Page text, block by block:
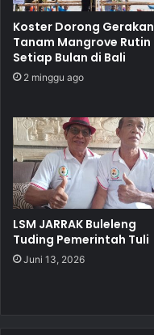
Koster Dorong Gerakan
Tanam Mangrove Rutin
Setiap Bulan di Bali
2 minggu ago
LSM JARRAK Buleleng
Tuding Pemerintah Tuli
Juni 13, 2026